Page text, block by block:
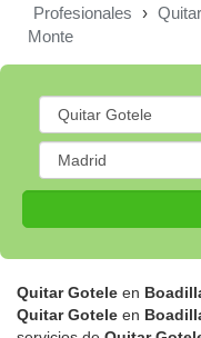
Profesionales ›
Monte
Quitar Gotele en
Quitar Gotele en